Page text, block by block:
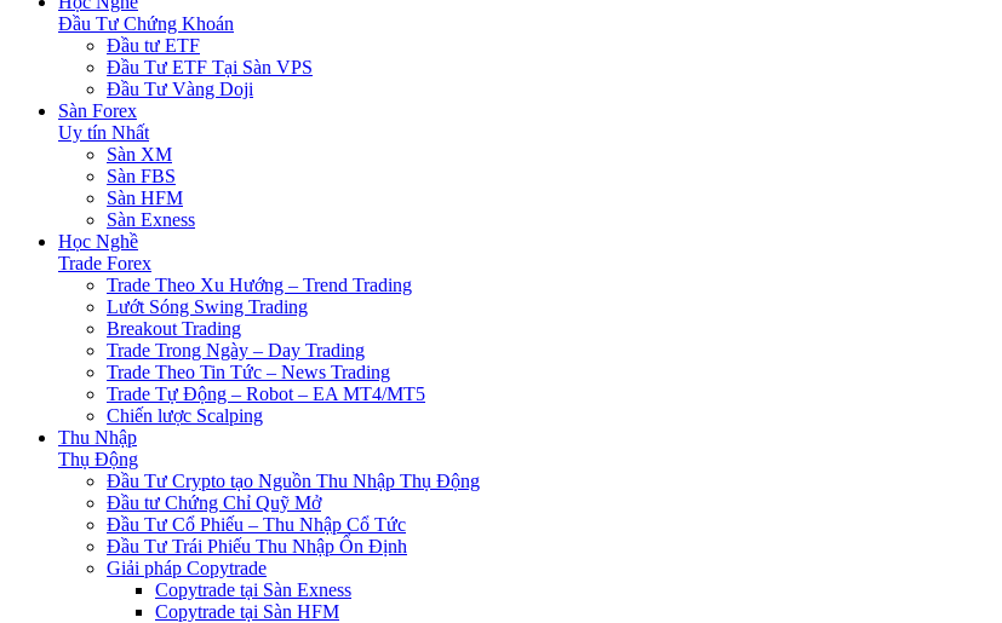
Đầu Tư Chứng Khoán
Đầu tư ETF
Đầu Tư ETF Tại Sàn VPS
Đầu Tư Vàng Doji
Sàn Forex
Uy tín Nhất
Sàn XM
Sàn FBS
Sàn HFM
Sàn Exness
Học Nghề
Trade Forex
Trade Theo Xu Hướng – Trend Trading
Lướt Sóng Swing Trading
Breakout Trading
Trade Trong Ngày – Day Trading
Trade Theo Tin Tức – News Trading
Trade Tự Động – Robot – EA MT4/MT5
Chiến lược Scalping
Thu Nhập
Thụ Động
Đầu Tư Crypto tạo Nguồn Thu Nhập Thụ Động
Đầu tư Chứng Chỉ Quỹ Mở
Đầu Tư Cổ Phiếu – Thu Nhập Cổ Tức
Đầu Tư Trái Phiếu Thu Nhập Ổn Định
Giải pháp Copytrade
Copytrade tại Sàn Exness
Copytrade tại Sàn HFM